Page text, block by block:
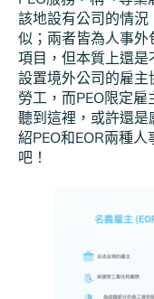
該地設有公司的情況
似；兩者皆為人事
項目，但本質上還是
設置境外公司的雇
勞工，而PEO限定
聽到這裡，或許還
紹PEO和EOR兩種
吧！